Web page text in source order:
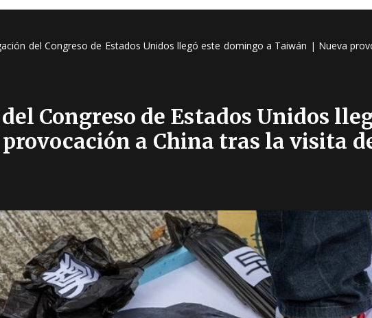
del Congreso de Estados Unidos llegó este domingo a Taiwán | Nueva
Congreso de Estados Unidos
a China tras la visita